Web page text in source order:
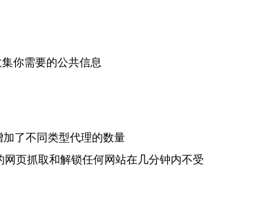
你需要的公共信息
了不同类型代理的数量
页抓取和解锁任何网站在几分钟内不受